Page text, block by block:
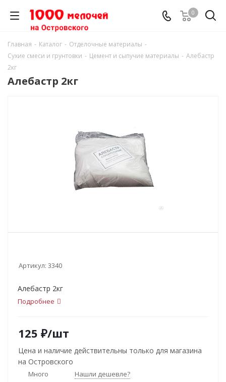
0
Главная - Каталог - Отделочные материалы -
Сухие смеси и грунтовки - Цемент и сыпучие материалы - Алебастр
2кг
Алебастр 2кг
Артикул: 3340
Алебастр 2кг
Подробнее
125 ₽/шт
Цена и наличие действительны только для магазина
на Островского
Много Нашли дешевле?